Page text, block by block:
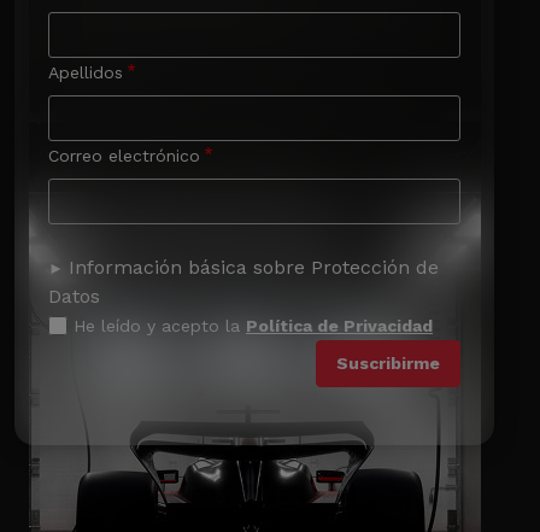
Apellidos
Correo electrónico
Información básica sobre Protección de
Datos
He leído y acepto la Política de Privacidad